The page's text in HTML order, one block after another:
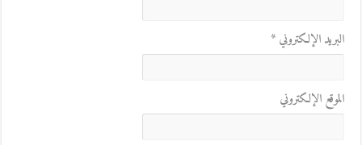
البريد الإلكتروني*
الموقع الإلكتروني